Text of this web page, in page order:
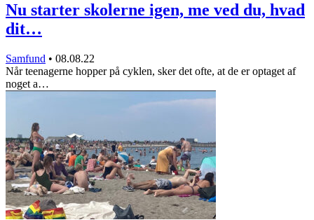
Nu starter skolerne igen, me ved du, hvad
dit…
Samfund • 08.08.22
Når teenagerne hopper på cyklen, sker det ofte, at de er optaget af
noget a…